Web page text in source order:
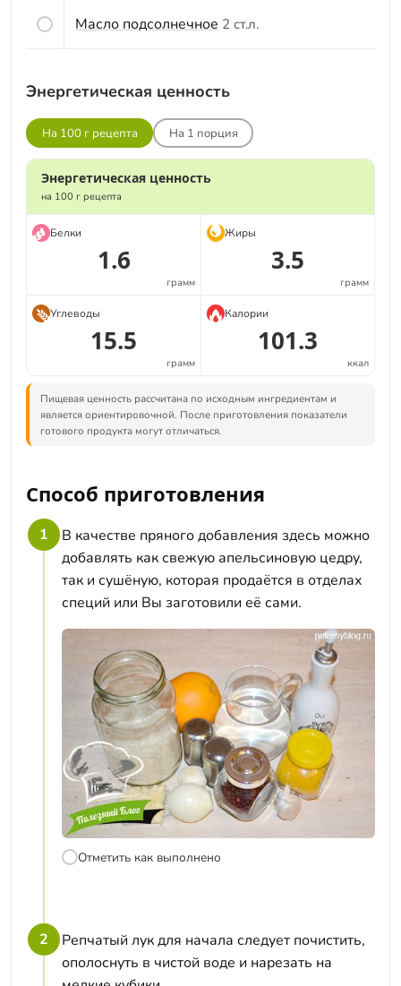
Масло подсолнечное 2 ст.л.
Энергетическая ценность
На 100 г рецепта На 1 порция
Энергетическая ценность
на 100 г рецепта
Белки
1.6
грамм
Жиры
3.5
грамм
Углеводы
15.5
грамм
Калории
101.3
ккал
Пищевая ценность рассчитана по исходным ингредиентам и
является ориентировочной. После приготовления показатели
готового продукта могут отличаться.
Способ приготовления
1
В качестве пряного добавления здесь можно
добавлять как свежую апельсиновую цедру,
так и сушёную, которая продаётся в отделах
специй или Вы заготовили её сами.
Отметить как выполнено
2
Репчатый лук для начала следует почистить,
ополоснуть в чистой воде и нарезать на